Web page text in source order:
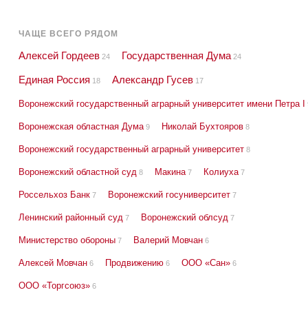
ЧАЩЕ ВСЕГО РЯДОМ
Алексей Гордеев 24 Государственная Дума 24
Единая Россия 18 Александр Гусев 17
Воронежский государственный аграрный университет имени Петра I
Воронежская областная Дума 9 Николай Бухтояров 8
Воронежский государственный аграрный университет 8
Воронежский областной суд 8 Макина 7 Колиуха 7
Россельхоз Банк 7 Воронежский госуниверситет 7
Ленинский районный суд 7 Воронежский облсуд 7
Министерство обороны 7 Валерий Мовчан 6
Алексей Мовчан 6 Продвижению 6 ООО «Сан» 6
ООО «Торгсоюз» 6